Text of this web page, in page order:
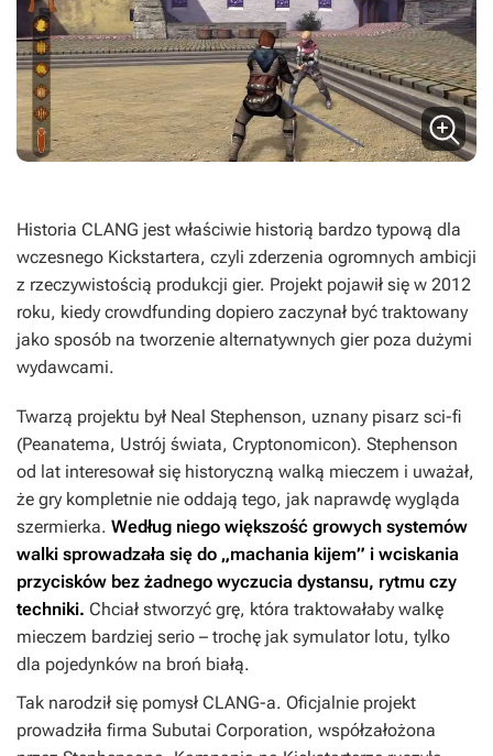
Historia CLANG jest właściwie historią bardzo typową dla
wczesnego Kickstartera, czyli zderzenia ogromnych ambicji
z rzeczywistością produkcji gier. Projekt pojawił się w 2012
roku, kiedy crowdfunding dopiero zaczynał być traktowany
jako sposób na tworzenie alternatywnych gier poza dużymi
wydawcami.
Twarzą projektu był Neal Stephenson, uznany pisarz sci-fi
(Peanatema, Ustrój świata, Cryptonomicon). Stephenson
od lat interesował się historyczną walką mieczem i uważał,
że gry kompletnie nie oddają tego, jak naprawdę wygląda
szermierka. Według niego większość growych systemów
walki sprowadzała się do „machania kijem” i wciskania
przycisków bez żadnego wyczucia dystansu, rytmu czy
techniki. Chciał stworzyć grę, która traktowałaby walkę
mieczem bardziej serio – trochę jak symulator lotu, tylko
dla pojedynków na broń białą.
Tak narodził się pomysł CLANG-a. Oficjalnie projekt
prowadziła firma Subutai Corporation, współzałożona